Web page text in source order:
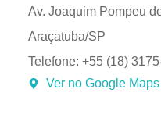
Av. Joaquim Pompeu
Araçatuba/SP
Telefone: +55 (18)
Ver no Google Maps